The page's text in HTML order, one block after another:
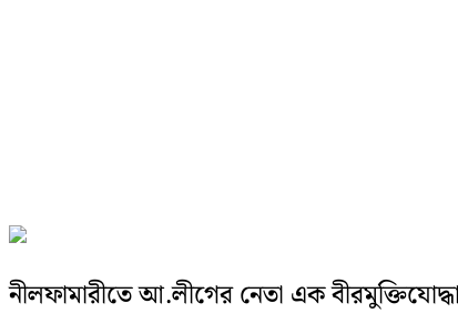
নীলফামারীতে আ.লীগের নেতা এক